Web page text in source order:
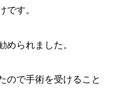
です。
められました。
ので手術を受けること